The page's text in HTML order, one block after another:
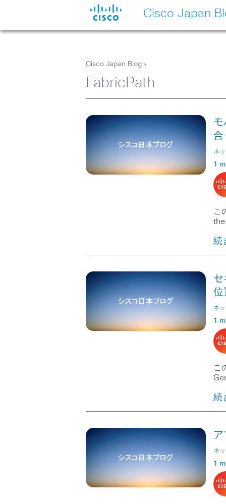
Cisco Japan
Cisco Japan Blog >
FabricPath
モ
合
ネ
1
こ
続
セ
位
ネ
1
こ
続
ネ
1